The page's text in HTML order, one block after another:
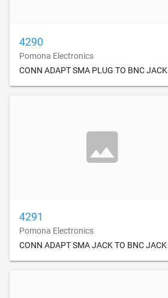
4290
Pomona Electronics
CONN ADAPT SMA PLUG TO BNC JACK
4291
Pomona Electronics
CONN ADAPT SMA JACK TO BNC JACK